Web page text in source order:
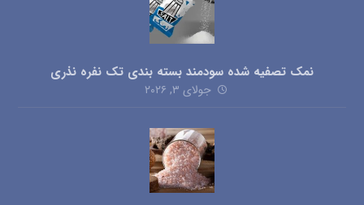
نمک تصفیه شده سودمند بسته بندی تک نفره نذری
جولای ۳, ۲۰۲۶